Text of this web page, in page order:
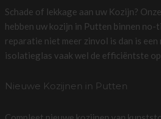
Schade of lekkage aan uw Kozijn?
hebben uw kozijn in Putten binnen no-
reparatie niet meer zinvol is dan is
isolatieglas vaak wel de efficiëntste
Nieuwe Kozijnen in Putten